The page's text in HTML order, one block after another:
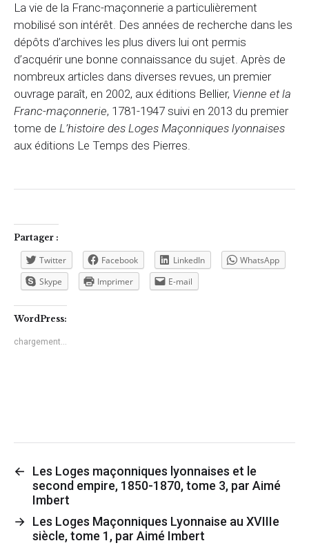
La vie de la Franc-maçonnerie a particulièrement
mobilisé son intérêt. Des années de recherche dans les
dépôts d’archives les plus divers lui ont permis
d’acquérir une bonne connaissance du sujet. Après de
nombreux articles dans diverses revues, un premier
ouvrage paraît, en 2002, aux éditions Bellier, Vienne et la
Franc-maçonnerie, 1781-1947 suivi en 2013 du premier
tome de L’histoire des Loges Maçonniques lyonnaises
aux éditions Le Temps des Pierres.
Partager :
Twitter Facebook LinkedIn
WhatsApp
Skype
Imprimer E-mail
WordPress:
chargement…
←
Les Loges maçonniques lyonnaises et le
second empire, 1850-1870, tome 3, par Aimé
Imbert
→ Les Loges Maçonniques Lyonnaise au XVIIIe
siècle, tome 1, par Aimé Imbert